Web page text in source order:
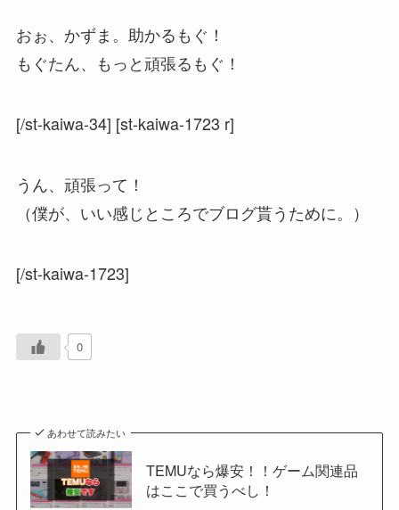
おぉ、かずま。助かるもぐ！
もぐたん、もっと頑張るもぐ！
[/st-kaiwa-34] [st-kaiwa-1723 r]
うん、頑張って！
（僕が、いい感じところでブログ貰うために。）
[/st-kaiwa-1723]
0
あわせて読みたい
TEMUなら爆安！！ゲーム関連品
はここで買うべし！